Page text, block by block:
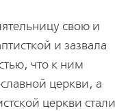
свою и
и зазвала
что к ним
церкви, а
церкви стали